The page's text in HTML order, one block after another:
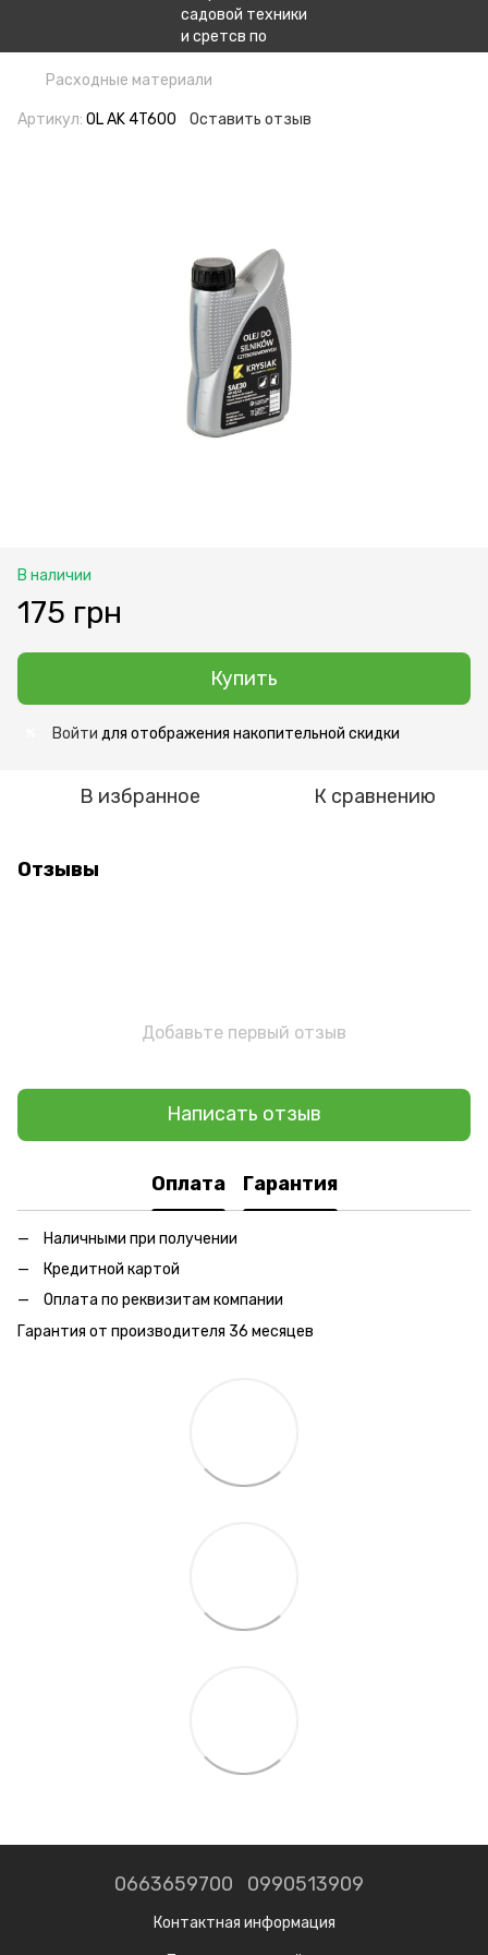
Расходные материали
Артикул: OL AK 4T600 Оставить отзыв
В наличии
175 грн
Купить
Войти для отображения накопительной скидки
В избранное К сравнению
Отзывы
Добавьте первый отзыв
Написать отзыв
Оплата Гарантия
Наличными при получении
Кредитной картой
Оплата по реквизитам компании
Гарантия от производителя 36 месяцев
0663659700 0990513909
Контактная информация